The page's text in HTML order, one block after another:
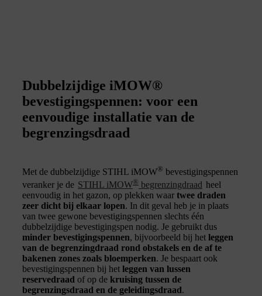
Dubbelzijdige iMOW®
bevestigingspennen: voor een
eenvoudige installatie van de
begrenzingsdraad
Met de dubbelzijdige STIHL iMOW® bevestigingspennen
veranker je de STIHL iMOW® begrenzingdraad heel
eenvoudig in het gazon, op plekken waar twee draden
zeer dicht bij elkaar lopen. In dit geval heb je in plaats
van twee gewone bevestigingspennen slechts één
dubbelzijdige bevestigingspen nodig. Je gebruikt dus
minder bevestigingspennen, bijvoorbeeld bij het leggen
van de begrenzingdraad rond obstakels en de af te
bakenen zones zoals bloemperken. Je bespaart ook
bevestigingspennen bij het leggen van lussen
reservedraad of op de kruising tussen de
begrenzingsdraad en de geleidingsdraad.